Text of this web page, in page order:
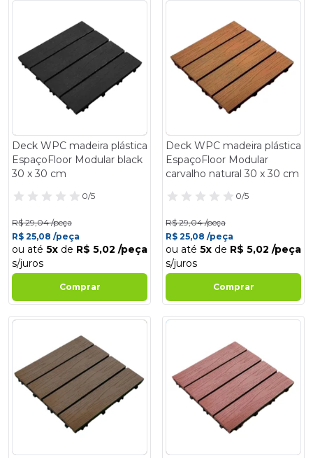
Deck WPC madeira plástica
EspaçoFloor Modular black
30 x 30 cm
0/5
R$ 29,04 /peça
R$ 25,08 /peça
ou até 5x de R$ 5,02 /peça
s/juros
Comprar
Deck WPC madeira plástica
EspaçoFloor Modular
carvalho natural 30 x 30 cm
0/5
R$ 29,04 /peça
R$ 25,08 /peça
ou até 5x de R$ 5,02 /peça
s/juros
Comprar